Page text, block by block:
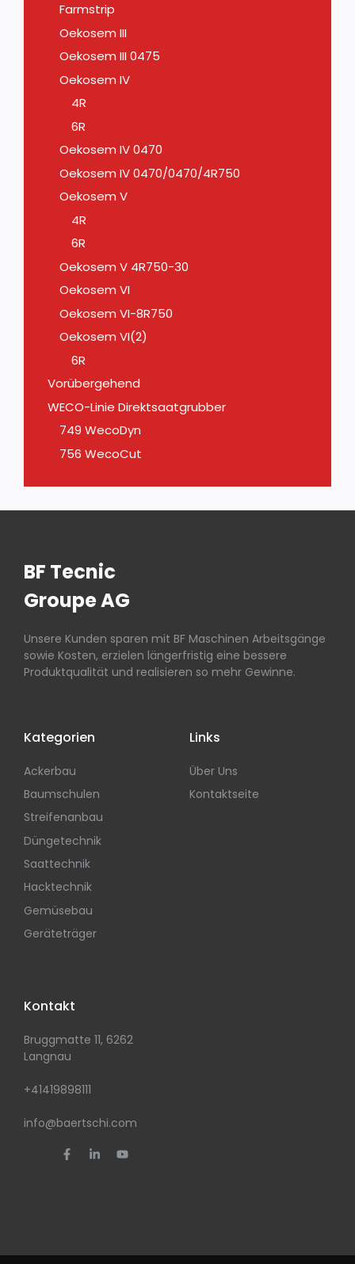
Farmstrip
Oekosem III
Oekosem III 0475
Oekosem IV
4R
6R
Oekosem IV 0470
Oekosem IV 0470/0470/4R750
Oekosem V
4R
6R
Oekosem V 4R750-30
Oekosem VI
Oekosem VI-8R750
Oekosem VI(2)
6R
Vorübergehend
WECO-Linie Direktsaatgrubber
749 WecoDyn
756 WecoCut
BF Tecnic
Groupe AG
Unsere Kunden sparen mit BF Maschinen Arbeitsgänge
sowie Kosten, erzielen längerfristig eine bessere
Produktqualität und realisieren so mehr Gewinne.
Kategorien
Ackerbau
Baumschulen
Streifenanbau
Düngetechnik
Saattechnik
Hacktechnik
Gemüsebau
Geräteträger
Links
Über Uns
Kontaktseite
Kontakt
Bruggmatte 11, 6262
Langnau
+41419898111
info@baertschi.com